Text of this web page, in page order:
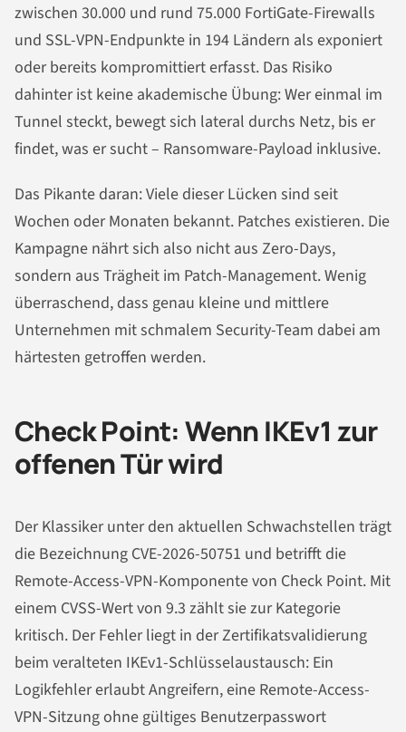
zwischen 30.000 und rund 75.000 FortiGate-Firewalls
und SSL-VPN-Endpunkte in 194 Ländern als exponiert
oder bereits kompromittiert erfasst. Das Risiko
dahinter ist keine akademische Übung: Wer einmal im
Tunnel steckt, bewegt sich lateral durchs Netz, bis er
findet, was er sucht – Ransomware-Payload inklusive.
Das Pikante daran: Viele dieser Lücken sind seit
Wochen oder Monaten bekannt. Patches existieren. Die
Kampagne nährt sich also nicht aus Zero-Days,
sondern aus Trägheit im Patch-Management. Wenig
überraschend, dass genau kleine und mittlere
Unternehmen mit schmalem Security-Team dabei am
härtesten getroffen werden.
Check Point: Wenn IKEv1 zur
offenen Tür wird
Der Klassiker unter den aktuellen Schwachstellen trägt
die Bezeichnung CVE-2026-50751 und betrifft die
Remote-Access-VPN-Komponente von Check Point. Mit
einem CVSS-Wert von 9.3 zählt sie zur Kategorie
kritisch. Der Fehler liegt in der Zertifikatsvalidierung
beim veralteten IKEv1-Schlüsselaustausch: Ein
Logikfehler erlaubt Angreifern, eine Remote-Access-
VPN-Sitzung ohne gültiges Benutzerpasswort